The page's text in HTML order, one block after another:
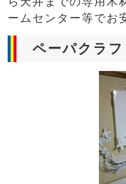
ームセンター等でお
ペーパクラ